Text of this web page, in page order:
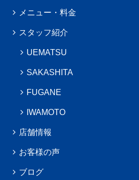
メニュー・料金
スタッフ紹介
UEMATSU
SAKASHITA
FUGANE
IWAMOTO
店舗情報
お客様の声
ブログ